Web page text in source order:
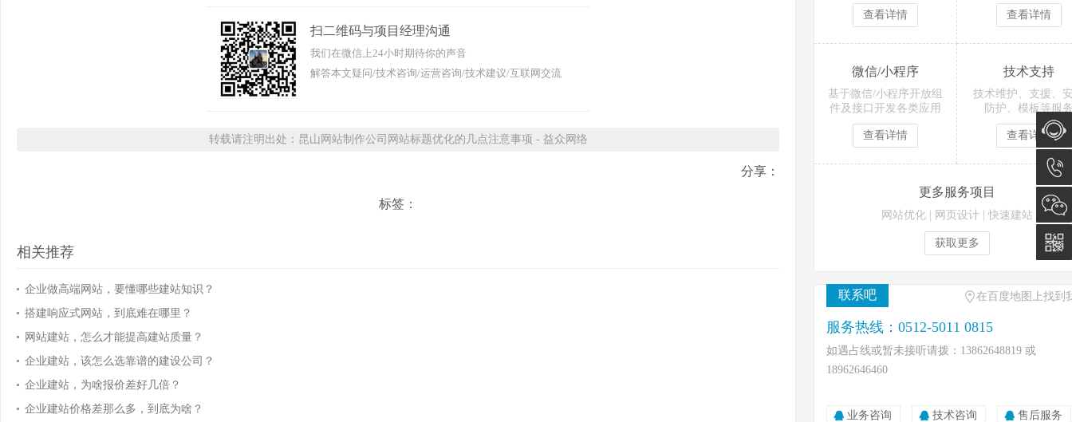
扫二维码与项目经理沟通
我们在微信上24小时期待你的声音
解答本文疑问/技术咨询/运营咨询/技术建议/互联网交流
转载请注明出处：昆山网站制作公司网站标题优化的几点注意事项 - 益众网络
分享：
标签：
相关推荐
企业做高端网站，要懂哪些建站知识？
搭建响应式网站，到底难在哪里？
网站建站，怎么才能提高建站质量？
企业建站，该怎么选靠谱的建设公司？
企业建站，为啥报价差好几倍？
企业建站价格差那么多，到底为啥？
查看详情 查看详情
微信/小程序
基于微信/小程序开放组
件及接口开发各类应用
查看详情
技术支持
技术维护、支援、
防护、模板等服
查看详情
更多服务项目
网站优化 网页设计 快速建站
获取更多
联系吧 在百度地图上找到
服务热线：0512-5011 0815
如遇占线或暂未接听请拨：13862648819 或
18962646460
业务咨询 技术咨询 售后服务
在线咨
询
0512-
5011